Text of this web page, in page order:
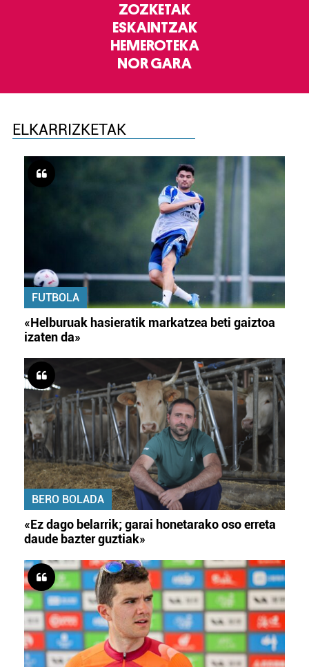
ZOZKETAK
ESKAINTZAK
HEMEROTEKA
NOR GARA
ELKARRIZKETAK
FUTBOLA
«Helburuak hasieratik markatzea beti gaiztoa
izaten da»
BERO BOLADA
«Ez dago belarrik; garai honetarako oso erreta
daude bazter guztiak»